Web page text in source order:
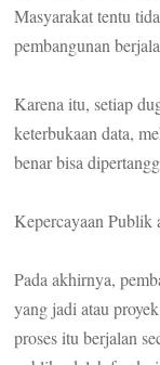
Masyarakat tentu
pembangunan
Karena itu, setiap
keterbukaan data,
benar bisa
Kepercayaan Publik
Pada akhirnya,
yang jadi atau
proses itu berjalan